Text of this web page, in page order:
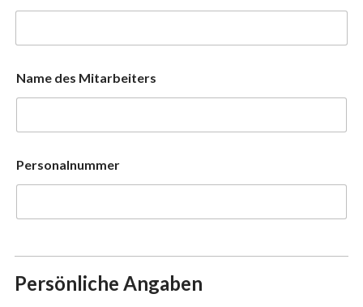
Name des Mitarbeiters
Personalnummer
Persönliche Angaben